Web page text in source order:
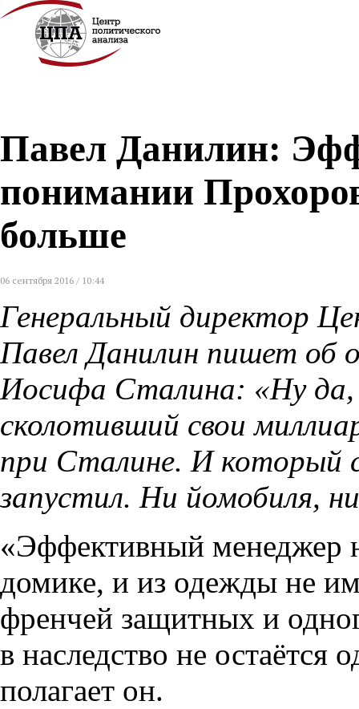
Павел Данилин:
понимании
больше
06 сентября 2016 / 10:44
Генеральный директор
Павел Данилин пишет об
Иосифа Сталина: «Ну да,
сколотивший свои
при Сталине. И который
запустил. Ни йомобиля,
«Эффективный менеджер
домике, и из одежды не
френчей защитных и
в наследство не
полагает он.